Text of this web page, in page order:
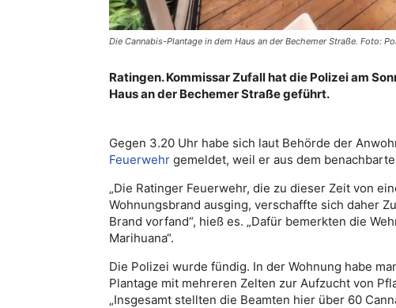
Die Cannabis-Plantage in dem Haus an der Bechemer Straße. Foto:
Ratingen. Kommissar Zufall hat die Polizei am
Haus an der Bechemer Straße geführt.
Gegen 3.20 Uhr habe sich laut Behörde der
Feuerwehr gemeldet, weil er aus dem
„Die Ratinger Feuerwehr, die zu dieser Zeit von
Wohnungsbrand ausging, verschaffte sich daher
Brand vorfand“, hieß es. „Dafür bemerkten die
Marihuana“.
Die Polizei wurde fündig. In der Wohnung habe
Plantage mit mehreren Zelten zur Aufzucht von
„Insgesamt stellten die Beamten hier über 60